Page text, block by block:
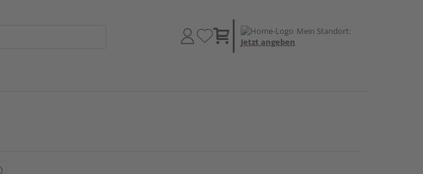
Mein Standort:
Jetzt angeben